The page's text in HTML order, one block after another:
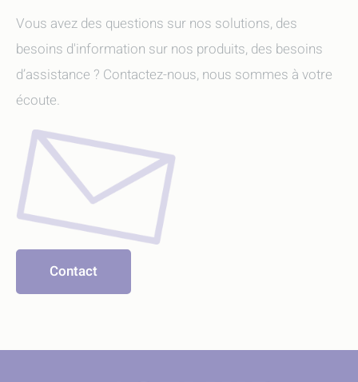
Vous avez des questions sur nos solutions, des
besoins d'information sur nos produits, des besoins
d’assistance ? Contactez-nous, nous sommes à votre
écoute.
Contact